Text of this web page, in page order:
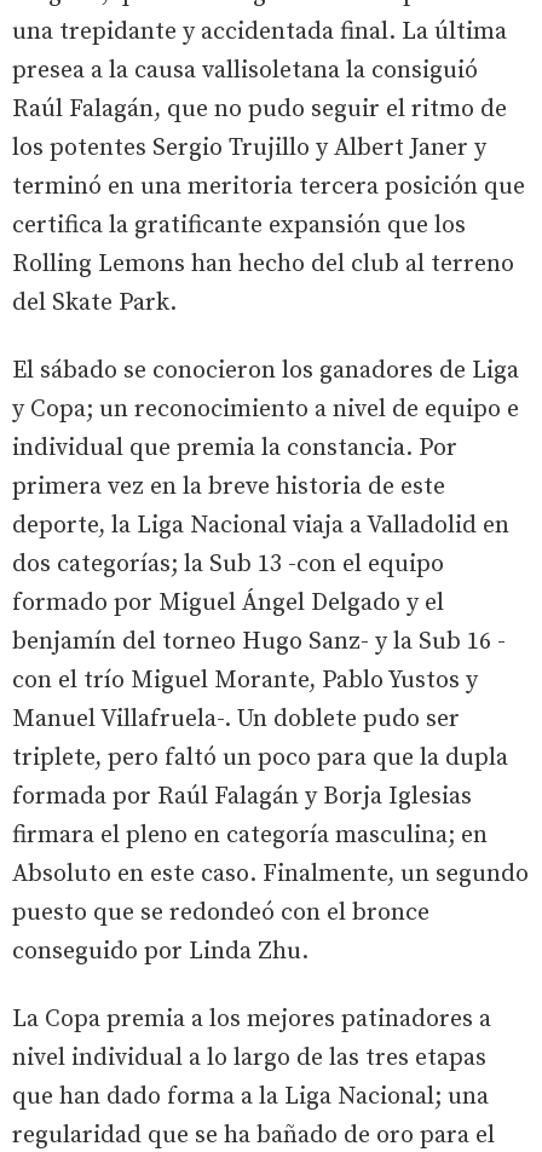
una trepidante y accidentada final. La última
presea a la causa vallisoletana la consiguió
Raúl Falagán, que no pudo seguir el ritmo de
los potentes Sergio Trujillo y Albert Janer y
terminó en una meritoria tercera posición que
certifica la gratificante expansión que los
Rolling Lemons han hecho del club al terreno
del Skate Park.
El sábado se conocieron los ganadores de Liga
y Copa; un reconocimiento a nivel de equipo e
individual que premia la constancia. Por
primera vez en la breve historia de este
deporte, la Liga Nacional viaja a Valladolid en
dos categorías; la Sub 13 -con el equipo
formado por Miguel Ángel Delgado y el
benjamín del torneo Hugo Sanz- y la Sub 16 -
con el trío Miguel Morante, Pablo Yustos y
Manuel Villafruela-. Un doblete pudo ser
triplete, pero faltó un poco para que la dupla
formada por Raúl Falagán y Borja Iglesias
firmara el pleno en categoría masculina; en
Absoluto en este caso. Finalmente, un segundo
puesto que se redondeó con el bronce
conseguido por Linda Zhu.
La Copa premia a los mejores patinadores a
nivel individual a lo largo de las tres etapas
que han dado forma a la Liga Nacional; una
regularidad que se ha bañado de oro para el